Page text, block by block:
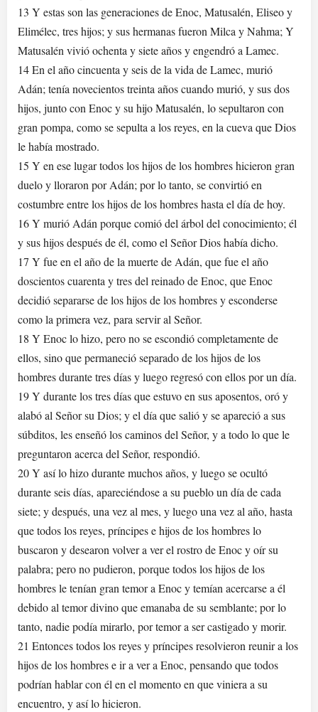
13 Y estas son las generaciones de Enoc, Matusalén, Eliseo y
Elimélec, tres hijos; y sus hermanas fueron Milca y Nahma; Y
Matusalén vivió ochenta y siete años y engendró a Lamec.
14 En el año cincuenta y seis de la vida de Lamec, murió
Adán; tenía novecientos treinta años cuando murió, y sus dos
hijos, junto con Enoc y su hijo Matusalén, lo sepultaron con
gran pompa, como se sepulta a los reyes, en la cueva que Dios
le había mostrado.
15 Y en ese lugar todos los hijos de los hombres hicieron gran
duelo y lloraron por Adán; por lo tanto, se convirtió en
costumbre entre los hijos de los hombres hasta el día de hoy.
16 Y murió Adán porque comió del árbol del conocimiento; él
y sus hijos después de él, como el Señor Dios había dicho.
17 Y fue en el año de la muerte de Adán, que fue el año
doscientos cuarenta y tres del reinado de Enoc, que Enoc
decidió separarse de los hijos de los hombres y esconderse
como la primera vez, para servir al Señor.
18 Y Enoc lo hizo, pero no se escondió completamente de
ellos, sino que permaneció separado de los hijos de los
hombres durante tres días y luego regresó con ellos por un día.
19 Y durante los tres días que estuvo en sus aposentos, oró y
alabó al Señor su Dios; y el día que salió y se apareció a sus
súbditos, les enseñó los caminos del Señor, y a todo lo que le
preguntaron acerca del Señor, respondió.
20 Y así lo hizo durante muchos años, y luego se ocultó
durante seis días, apareciéndose a su pueblo un día de cada
siete; y después, una vez al mes, y luego una vez al año, hasta
que todos los reyes, príncipes e hijos de los hombres lo
buscaron y desearon volver a ver el rostro de Enoc y oír su
palabra; pero no pudieron, porque todos los hijos de los
hombres le tenían gran temor a Enoc y temían acercarse a él
debido al temor divino que emanaba de su semblante; por lo
tanto, nadie podía mirarlo, por temor a ser castigado y morir.
21 Entonces todos los reyes y príncipes resolvieron reunir a los
hijos de los hombres e ir a ver a Enoc, pensando que todos
podrían hablar con él en el momento en que viniera a su
encuentro, y así lo hicieron.